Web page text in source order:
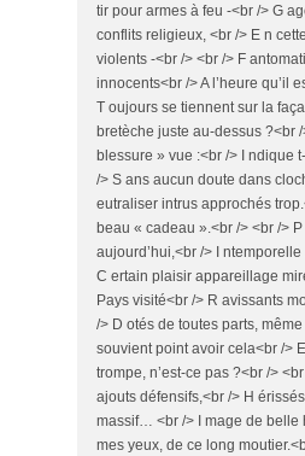
tir pour armes à feu -<br /> G
conflits religieux, <br /> E n
violents -<br /> <br /> F
innocents<br /> A l’heure qu’il
T oujours se tiennent sur la
bretèche juste au-dessus ?<br /
blessure » vue :<br /> I ndique
/> S ans aucun doute dans
eutraliser intrus approchés
beau « cadeau ».<br /> <br />
aujourd’hui,<br /> I
C ertain plaisir appareillage
Pays visité<br /> R avissants
/> D otés de toutes parts,
souvient point avoir cela<br />
trompe, n’est-ce pas ?<br />
ajouts défensifs,<br /> H
massif… <br /> I mage de belle
mes yeux, de ce long